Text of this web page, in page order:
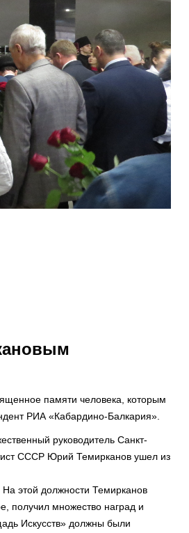
памяти человека, которым
РИА «Кабардино-Балкария».
руководитель Санкт-
СССР Юрий Темирканов ушел из
этой должности Темирканов
получил множество наград и
Искусств» должны были